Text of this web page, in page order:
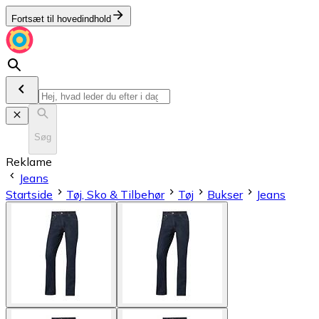
Fortsæt til hovedindhold
Søg
Reklame
Jeans
Startside
Tøj, Sko & Tilbehør Tøj Bukser Jeans